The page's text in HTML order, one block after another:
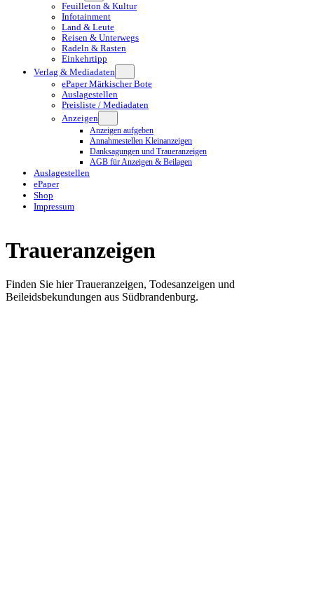
Feuilleton & Kultur
Infotainment
Land & Leute
Reisen & Unterwegs
Radeln & Rasten
Einkehrtipp
Verlag & Mediadaten
ePaper Märkischer Bote
Auslagestellen
Preisliste / Mediadaten
Anzeigen
Anzeigen aufgeben
Annahmestellen Kleinanzeigen
Danksagungen und Traueranzeigen
AGB für Anzeigen & Beilagen
Auslagestellen
ePaper
Shop
Impressum
Traueranzeigen
Finden Sie hier Traueranzeigen, Todesanzeigen und
Beileidsbekundungen aus Südbrandenburg.